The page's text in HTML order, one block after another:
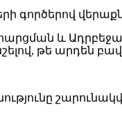
և
թե արդեն